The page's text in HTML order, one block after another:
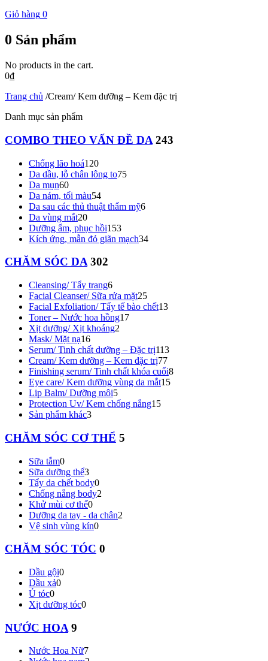
Giỏ hàng 0
0 Sản phẩm
No products in the cart.
0₫
Trang chủ /Cream/ Kem dưỡng – Kem đặc trị
Danh mục sản phẩm
COMBO THEO VẤN ĐỀ DA 243
Chống lão hoá120
Da dầu, lỗ chân lông to75
Da mụn60
Da nám, tối màu54
Da sau các thủ thuật thẩm mỹ6
Da vùng mắt20
Dưỡng ẩm, phục hồi153
Kích ứng, mẫn đỏ giãn mạch34
CHĂM SÓC DA 302
Cleansing/ Tẩy trang6
Facial Cleanser/ Sữa rửa mặt25
Facial Exfoliation/ Tẩy tế bào chết13
Toner – Nước hoa hồng17
Xịt dưỡng/ Xịt khoáng2
Mask/ Mặt nạ16
Serum/ Tinh chất dưỡng – Đặc trị113
Cream/ Kem dưỡng – Kem đặc trị77
Finishing serum/ Tinh chất khóa cuối8
Eye care/ Kem dưỡng vùng da mắt15
Lip Balm/ Dưỡng môi5
Protection Uv/ Kem chống nắng15
Sản phẩm khác3
CHĂM SÓC CƠ THỂ 5
Sữa tắm0
Sữa dưỡng thể3
Tẩy da chết body0
Chống nắng body2
Khử mùi cơ thể0
Dưỡng da tay - da chân2
Vệ sinh vùng kín0
CHĂM SÓC TÓC 0
Dầu gội0
Dầu xả0
Ủ tóc0
Xịt dưỡng tóc0
NƯỚC HOA 9
Nước Hoa Nữ7